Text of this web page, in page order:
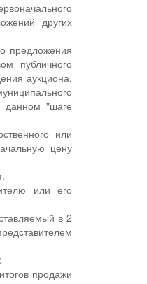
других
предложения
публичного
аукциона,
данном "шаге
или
цену
или его
в 2
продажи